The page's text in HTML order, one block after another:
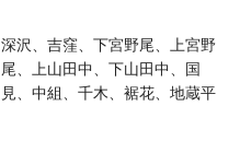
深沢、吉窪、下宮野尾、上宮野
尾、上山田中、下山田中、国
見、中組、千木、裾花、地蔵平